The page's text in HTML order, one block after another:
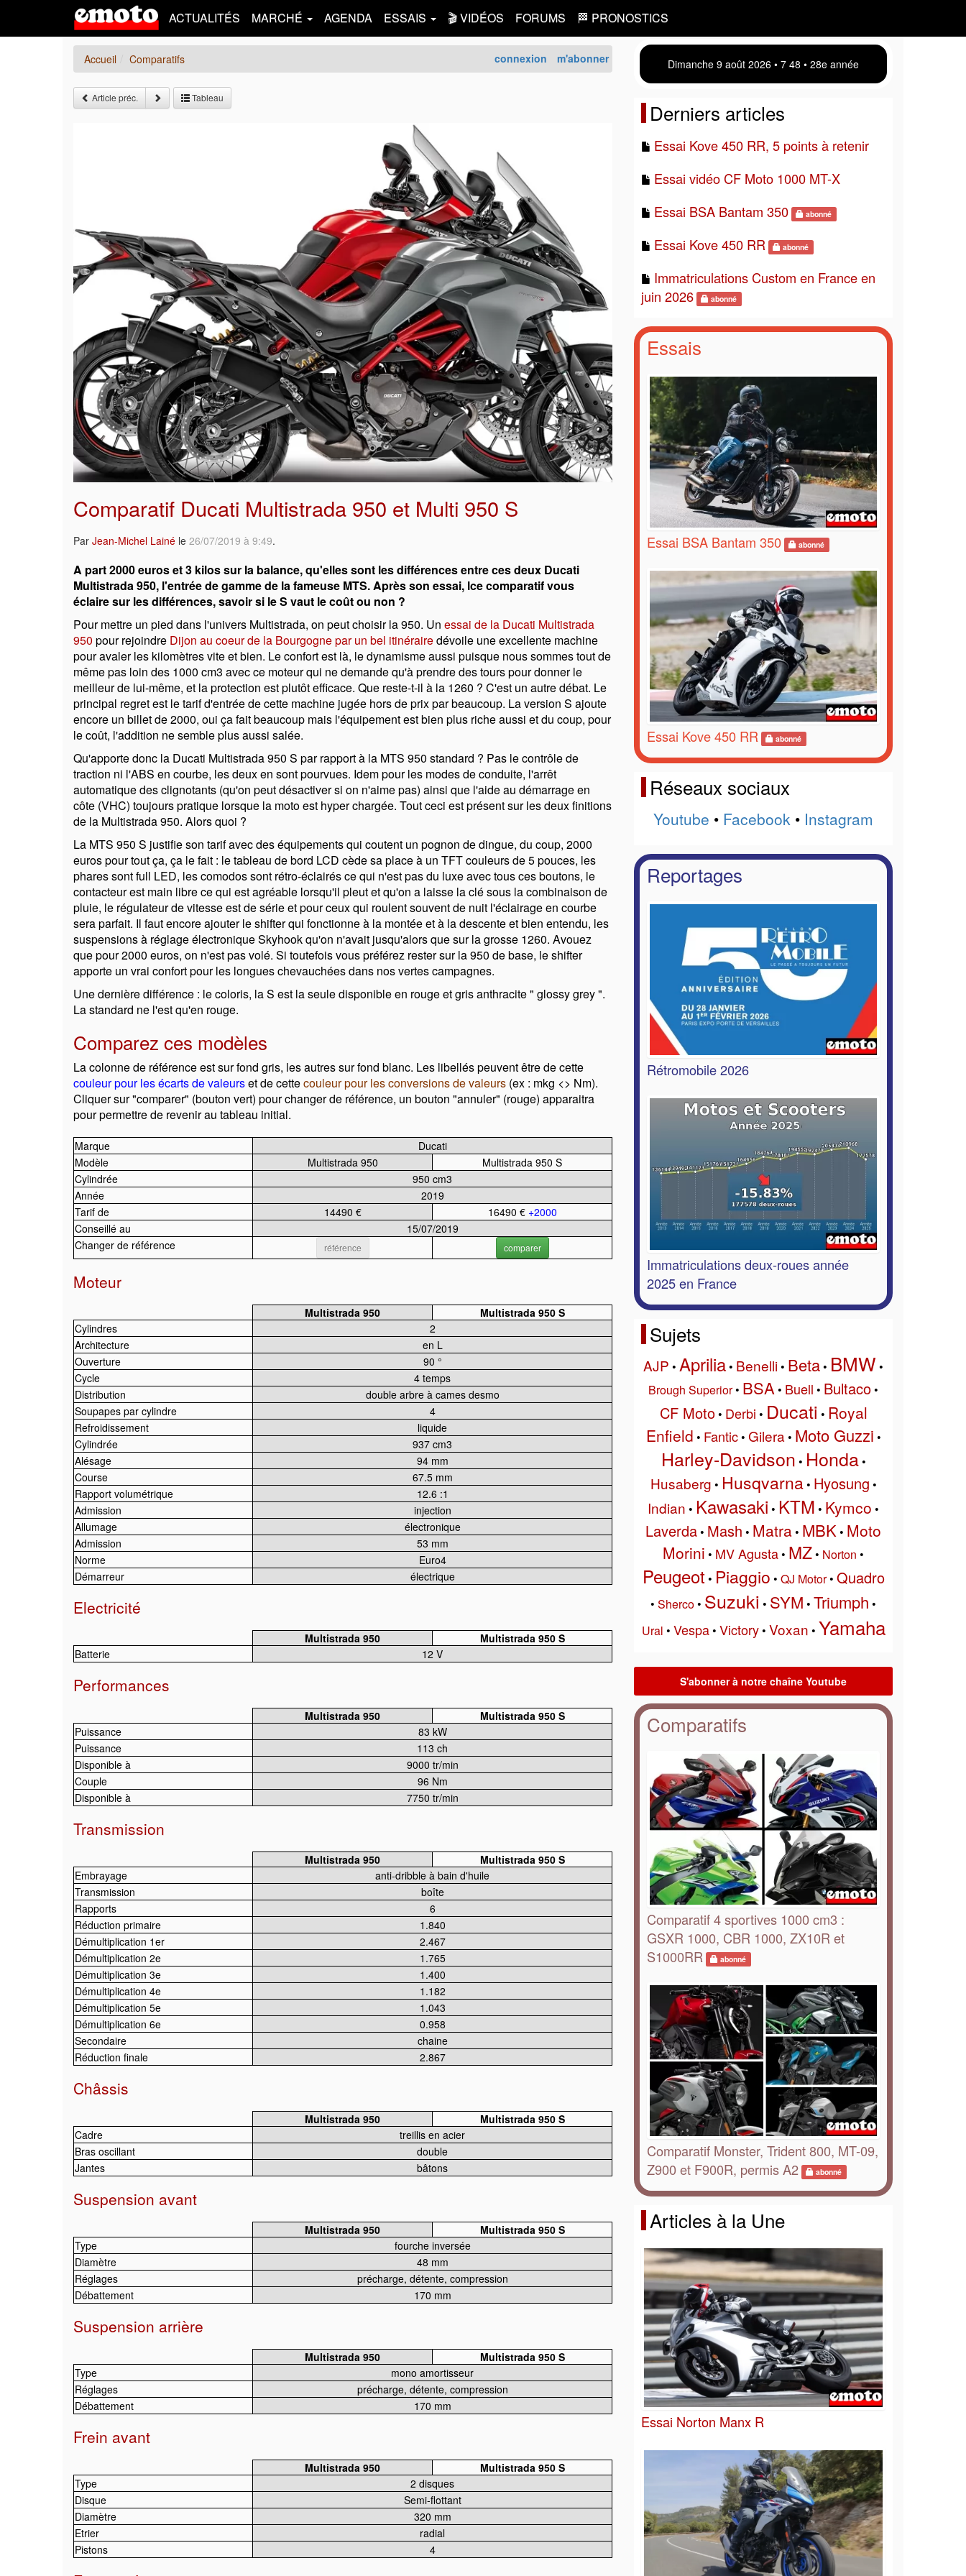
ACTUALITÉS MARCHÉ AGENDA ESSAIS 🎬 VIDÉOS FORUMS 🏁 PRONOSTICS
connexion m'abonner
Accueil Comparatifs
Article préc. Tableau
Comparatif Ducati Multistrada 950 et Multi 950 S
Par Jean-Michel Lainé le 26/07/2019 à 9:49.
A part 2000 euros et 3 kilos sur la balance, qu'elles sont les différences entre ces deux Ducati
Multistrada 950, l'entrée de gamme de la fameuse MTS. Après son essai, lce comparatif vous
éclaire sur les différences, savoir si le S vaut le coût ou non ?
Pour mettre un pied dans l'univers Multistrada, on peut choisir la 950. Un essai de la Ducati Multistrada
950 pour rejoindre Dijon au coeur de la Bourgogne par un bel itinérairedévoile une excellente machine
pour avaler les kilomètres vite et bien. Le confort est là, le dynamisme aussi puisque nous sommes tout de
même pas loin des 1000 cm3 avec ce moteur qui ne demande qu'à prendre des tours pour donner le
meilleur de lui-même, et la protection est plutôt efficace. Que reste-t-il à la 1260 ? C'est un autre débat. Le
principal regret est le tarif d'entrée de cette machine jugée hors de prix par beaucoup. La version S ajoute
encore un billet de 2000, oui ça fait beaucoup mais l'équipement est bien plus riche aussi et du coup, pour
le coût, l'addition ne semble plus aussi salée.
Qu'apporte donc la Ducati Multistrada 950 S par rapport à la MTS 950 standard ? Pas le contrôle de
traction ni l'ABS en courbe, les deux en sont pourvues. Idem pour les modes de conduite, l'arrêt
automatique des clignotants (qu'on peut désactiver si on n'aime pas) ainsi que l'aide au démarrage en
côte (VHC) toujours pratique lorsque la moto est hyper chargée. Tout ceci est présent sur les deux finitions
de la Multistrada 950. Alors quoi ?
La MTS 950 S justifie son tarif avec des équipements qui coutent un pognon de dingue, du coup, 2000
euros pour tout ça, ça le fait : le tableau de bord LCD cède sa place à un TFT couleurs de 5 pouces, les
phares sont full LED, les comodos sont rétro-éclairés ce qui n'est pas du luxe avec tous ces boutons, le
contacteur est main libre ce qui est agréable lorsqu'il pleut et qu'on a laisse la clé sous la combinaison de
pluie, le régulateur de vitesse est de série et pour ceux qui roulent souvent de nuit l'éclairage en courbe
sera parfait. Il faut encore ajouter le shifter qui fonctionne à la montée et à la descente et bien entendu, les
suspensions à réglage électronique Skyhook qu'on n'avait jusqu'alors que sur la grosse 1260. Avouez
que pour 2000 euros, on n'est pas volé. Si toutefois vous préférez rester sur la 950 de base, le shifter
apporte un vrai confort pour les longues chevauchées dans nos vertes campagnes.
Une dernière différence : le coloris, la S est la seule disponible en rouge et gris anthracite
glossy grey .
La standard ne l'est qu'en rouge.
Comparez ces modèles
La colonne de référence est sur fond gris, les autres sur fond blanc. Les libellés peuvent être de cette
couleur pour les écarts de valeurset de cettecouleur pour les conversions de valeurs (ex : mkg <> Nm).
Cliquer sur "comparer" (bouton vert) pour changer de référence, un bouton "annuler" (rouge) apparaitra
pour permettre de revenir au tableau initial.
Marque
Ducati
Modèle
Multistrada 950
Multistrada 950 S
Cylindrée
950 cm3
Année
2019
Tarif de
14490 € 16490 €+2000
Conseillé au
15/07/2019
Changer de référence
référence comparer
Moteur
Multistrada 950
Multistrada 950 S
Cylindres
2
Architecture
en L
Ouverture
90 °
Cycle
4 temps
Distribution
double arbre à cames desmo
Soupapes par cylindre
4
Refroidissement
liquide
Cylindrée
937 cm3
Alésage
94 mm
Course
67.5 mm
Rapport volumétrique
12.6 :1
Admission
injection
Allumage
électronique
Admission
53 mm
Norme
Euro4
Démarreur
électrique
Electricité
Multistrada 950
Multistrada 950 S
Batterie
12 V
Performances
Multistrada 950
Multistrada 950 S
Puissance
83 kW
Puissance
113 ch
Disponible à
9000 tr/min
Couple
96 Nm
Disponible à
7750 tr/min
Transmission
Multistrada 950
Multistrada 950 S
Embrayage
anti-dribble à bain d'huile
Transmission
boîte
Rapports
6
Réduction primaire
1.840
Démultiplication 1er
2.467
Démultiplication 2e
1.765
Démultiplication 3e
1.400
Démultiplication 4e
1.182
Démultiplication 5e
1.043
Démultiplication 6e
0.958
Secondaire
chaine
Réduction finale
2.867
Châssis
Multistrada 950
Multistrada 950 S
Cadre
treillis en acier
Bras oscillant
double
Jantes
bâtons
Suspension avant
Multistrada 950
Multistrada 950 S
Type
fourche inversée
Diamètre
48 mm
Réglages
précharge, détente, compression
Débattement
170 mm
Suspension arrière
Multistrada 950
Multistrada 950 S
Type
mono amortisseur
Réglages
précharge, détente, compression
Débattement
170 mm
Frein avant
Multistrada 950
Multistrada 950 S
Type
2 disques
Disque
Semi-flottant
Diamètre
320 mm
Etrier
radial
Pistons
4
Dimanche 9 août 2026 • 7:48 • 28e année
Derniers articles
Essai Kove 450 RR, 5 points à retenir
Essai vidéo CF Moto 1000 MT-X
Essai BSA Bantam 350
abonné
Essai Kove 450 RR abonné
Immatriculations Custom en France en
juin 2026
abonné
Essais
Essai BSA Bantam 350 abonné
Essai Kove 450 RR abonné
Réseaux sociaux
Youtube • Facebook • Instagram
Reportages
Rétromobile 2026
Immatriculations deux-roues année
2025 en France
Sujets
AJP • Aprilia• Benelli• Beta• BMW •
Brough Superior• BSA • Buell • Bultaco•
CF Moto• Derbi • Ducati • Royal
Enfield • Fantic• Gilera • Moto Guzzi •
Harley-Davidson • Honda•
Husaberg • Husqvarna• Hyosung •
Indian • Kawasaki • KTM • Kymco •
Laverda• Mash • Matra• MBK • Moto
Morini • MV Agusta• MZ• Norton •
Peugeot • Piaggio • QJ Motor• Quadro
• Sherco• Suzuki • SYM • Triumph •
Ural • Vespa• Victory• Voxan • Yamaha
Comparatifs
Comparatif 4 sportives 1000 cm3 :
GSXR 1000, CBR 1000, ZX10R et
S1000RR
abonné
Comparatif Monster, Trident 800, MT-09,
Z900 et F900R, permis A2
abonné
Articles à la Une
Essai Norton Manx R